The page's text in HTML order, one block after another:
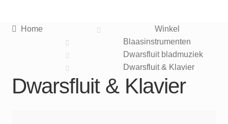
Veel gestelde vragen
Mijn account
Home
Winkel
Blaasinstrumenten
Dwarsfluit bladmuziek
Dwarsfluit & Klavier
Dwarsfluit & Klavier